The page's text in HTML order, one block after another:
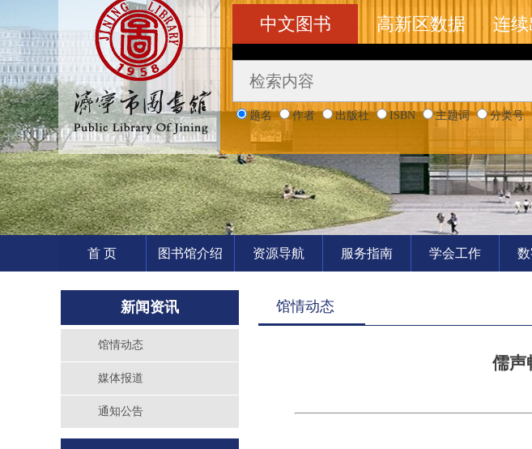
中文图书
题名 作者 出版社 ISBN 主题词 分类号
高新区数据 连
首 页 图书馆介绍 资源导航 服务指南 学会工作
新闻资讯
馆情动态
媒体报道
通知公告
馆情动态
儒声